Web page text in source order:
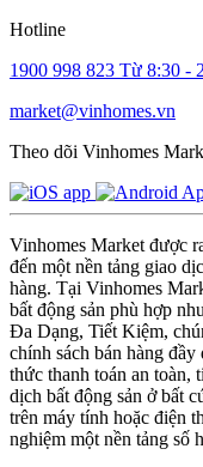
Hotline
1900 998 823 Từ 8:30 -
market@vinhomes.vn
Theo dõi Vinhomes
Vinhomes Market được
đến một nền tảng giao
hàng. Tại Vinhomes
bất động sản phù hợp
Đa Dạng, Tiết Kiệm,
chính sách bán hàng
thức thanh toán an toàn,
dịch bất động sản ở bất
trên máy tính hoặc điện
nghiệm một nền tảng số